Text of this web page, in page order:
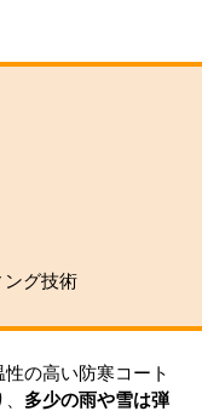
ング技術
の高い防寒コート
多少の雨や雪は弾